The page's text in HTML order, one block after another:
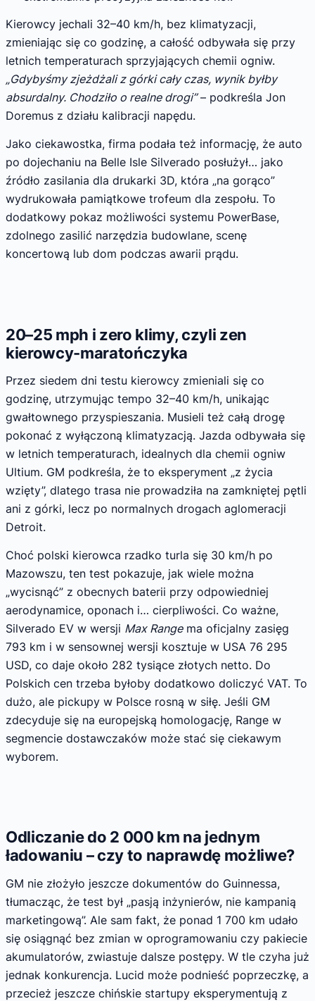
Kierowcy jechali 32–40 km/h, bez klimatyzacji,
zmieniając się co godzinę, a całość odbywała się przy
letnich temperaturach sprzyjających chemii ogniw.
„Gdybyśmy zjeżdżali z górki cały czas, wynik byłby
absurdalny. Chodziło o realne drogi”– podkreśla Jon
Doremus z działu kalibracji napędu.
Jako ciekawostka, firma podała też informację, że auto
po dojechaniu na Belle Isle Silverado posłużył… jako
źródło zasilania dla drukarki 3D, która „na gorąco”
wydrukowała pamiątkowe trofeum dla zespołu. To
dodatkowy pokaz możliwości systemu PowerBase,
zdolnego zasilić narzędzia budowlane, scenę
koncertową lub dom podczas awarii prądu.
20–25 mph i zero klimy, czyli zen
kierowcy-maratończyka
Przez siedem dni testu kierowcy zmieniali się co
godzinę, utrzymując tempo 32–40 km/h, unikając
gwałtownego przyspieszania. Musieli też całą drogę
pokonać z wyłączoną klimatyzacją. Jazda odbywała się
w letnich temperaturach, idealnych dla chemii ogniw
Ultium. GM podkreśla, że to eksperyment „z życia
wzięty”, dlatego trasa nie prowadziła na zamkniętej pętli
ani z górki, lecz po normalnych drogach aglomeracji
Detroit.
Choć polski kierowca rzadko turla się 30 km/h po
Mazowszu, ten test pokazuje, jak wiele można
„wycisnąć” z obecnych baterii przy odpowiedniej
aerodynamice, oponach i… cierpliwości. Co ważne,
Silverado EV w wersji Max Rangema oficjalny zasięg
793 km i w sensownej wersji kosztuje w USA 76 295
USD, co daje około 282 tysiące złotych netto. Do
Polskich cen trzeba byłoby dodatkowo doliczyć VAT. To
dużo, ale pickupy w Polsce rosną w siłę. Jeśli GM
zdecyduje się na europejską homologację, Range w
segmencie dostawczaków może stać się ciekawym
wyborem.
Odliczanie do 2 000 km na jednym
ładowaniu – czy to naprawdę możliwe?
GM nie złożyło jeszcze dokumentów do Guinnessa,
tłumacząc, że test był „pasją inżynierów, nie kampanią
marketingową”. Ale sam fakt, że ponad 1 700 km udało
się osiągnąć bez zmian w oprogramowaniu czy pakiecie
akumulatorów, zwiastuje dalsze postępy. W tle czyha już
jednak konkurencja. Lucid może podnieść poprzeczkę, a
przecież jeszcze chińskie startupy eksperymentują z